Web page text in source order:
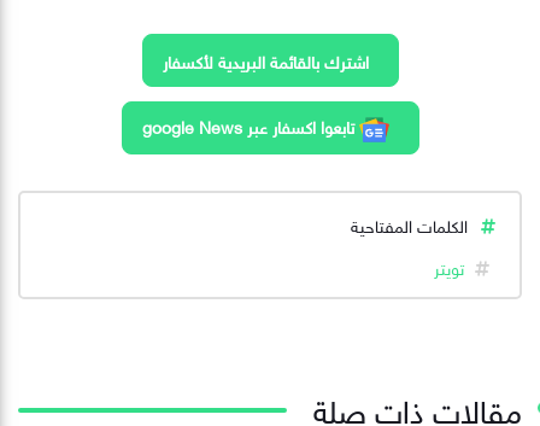
اشترك بالقائمة البريدية لأكسفار
تابعوا اكسفار عبر google News
الكلمات المفتاحية
تويتر
مقالات ذات صلة